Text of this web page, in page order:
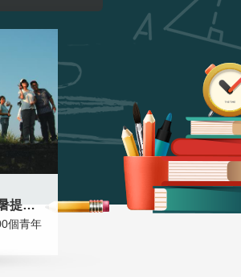
青年壯遊點精選夏夜限定避暑提案 漫
個青年